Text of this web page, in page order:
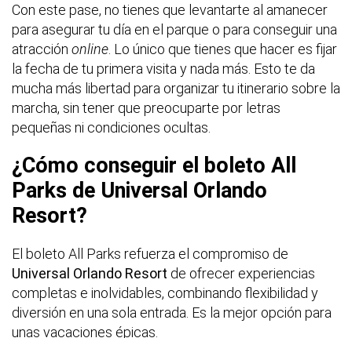
Con este pase, no tienes que levantarte al amanecer
para asegurar tu día en el parque o para conseguir una
atracción online . Lo único que tienes que hacer es fijar
la fecha de tu primera visita y nada más. Esto te da
mucha más libertad para organizar tu itinerario sobre la
marcha, sin tener que preocuparte por letras
pequeñas ni condiciones ocultas.
¿Cómo conseguir el boleto All
Parks de Universal Orlando
Resort?
El boleto All Parks refuerza el compromiso de
Universal Orlando Resort de ofrecer experiencias
completas e inolvidables, combinando flexibilidad y
diversión en una sola entrada. Es la mejor opción para
unas vacaciones épicas.